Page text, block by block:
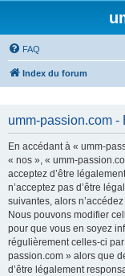
FAQ
Index du forum
umm-passion.com -
En accédant à « umm-
« nos », « umm-
acceptez d’être
n’acceptez pas d’être
suivantes, alors
Nous pouvons modifier
pour que vous en soyez
régulièrement celles-ci
passion.com » alors que
d’être légalement